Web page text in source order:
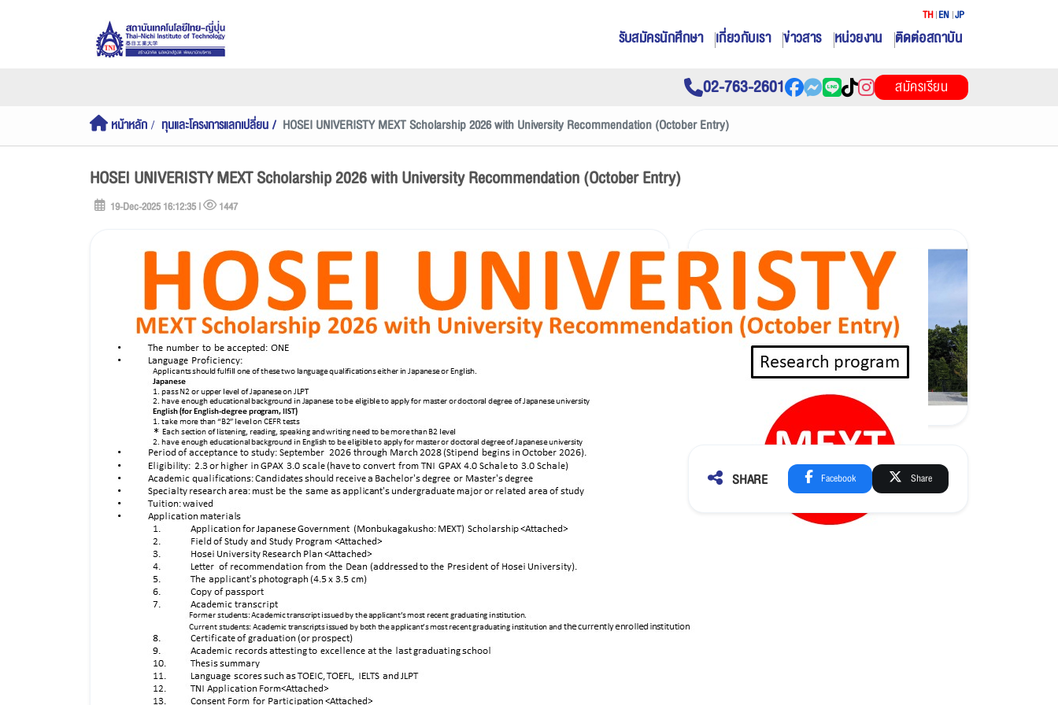
รับสมัครนักศึกษา เกี่ยวกับเรา ข่าวสาร หน่วยงาน ติดต่อสถาบัน
TH EN JP
02-763-2601 สมัครเรียน
หน้าหลัก ทุนและโครงการแลกเปลี่ยน HOSEI UNIVERISTY MEXT Scholarship 2026 with University Recommendation (October Entry)
HOSEI UNIVERISTY MEXT Scholarship 2026 with University Recommendation (October Entry)
19-Dec-2025 16:12:35 | 1447
SHARE Facebook Share